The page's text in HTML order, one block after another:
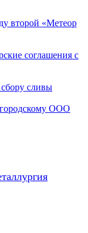
второй «Метеор
соглашения с
сливы
ООО